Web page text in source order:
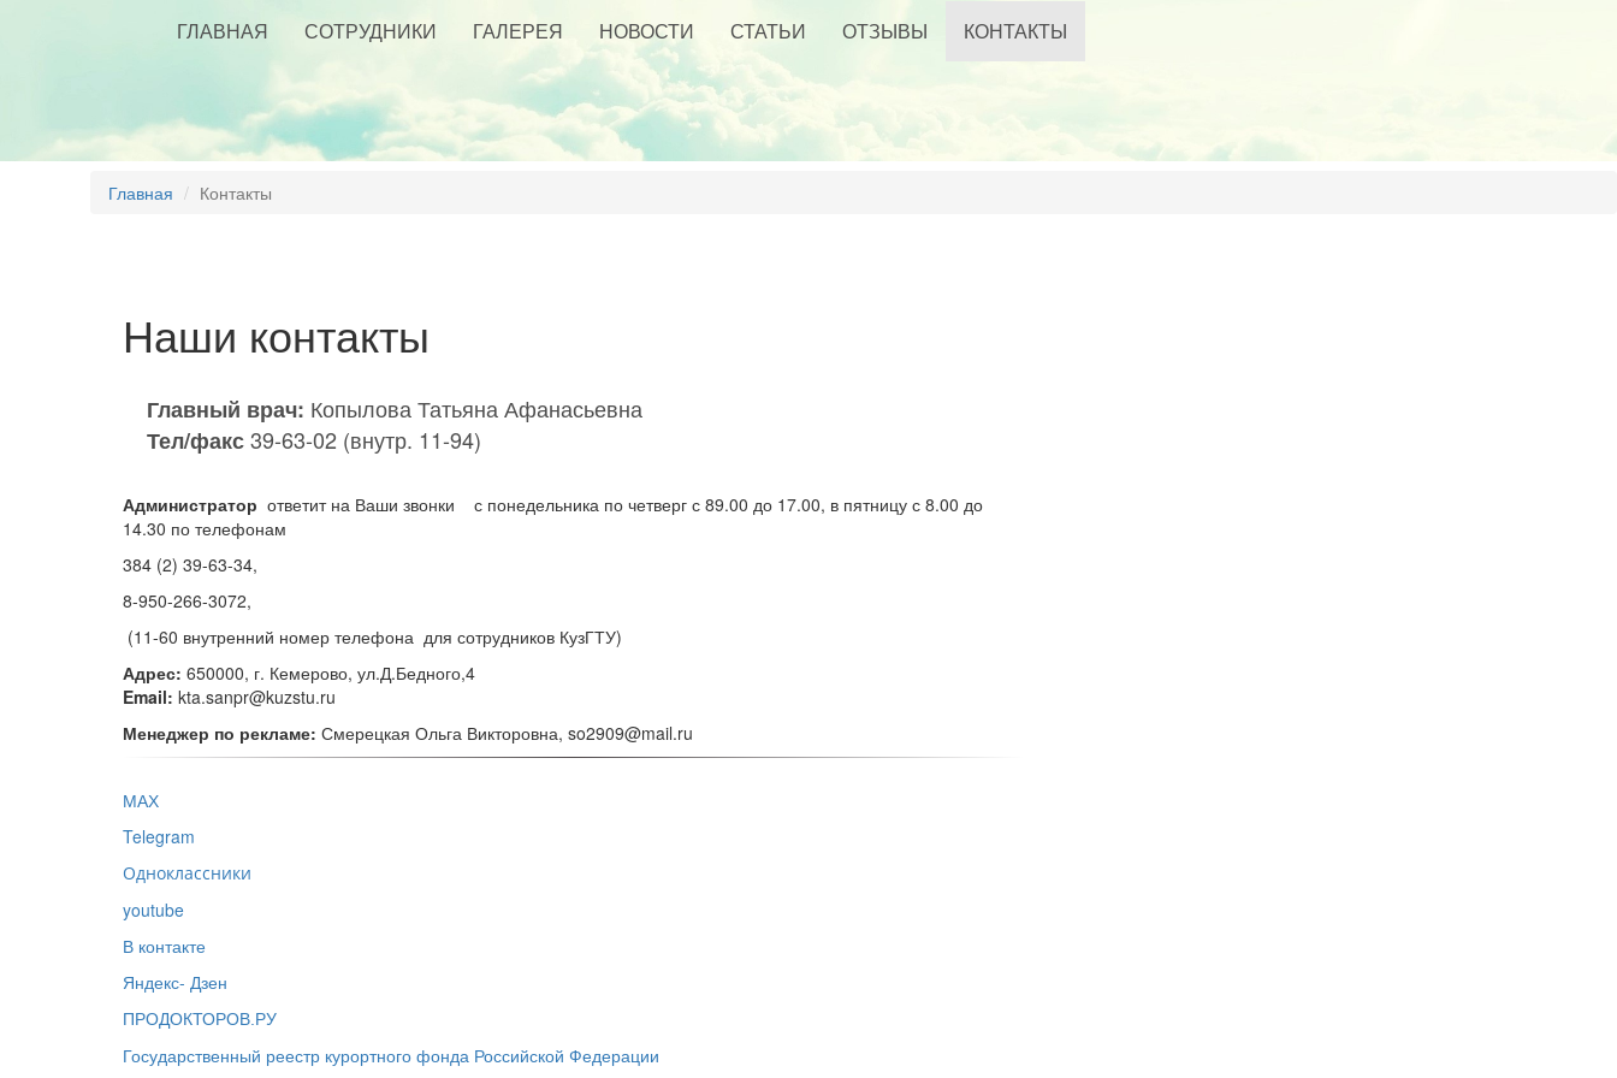
ГЛАВНАЯ СОТРУДНИКИ ГАЛЕРЕЯ НОВОСТИ СТАТЬИ ОТЗЫВЫ КОНТАКТЫ
Главная Контакты
Наши контакты
Главный врач: Копылова Татьяна Афанасьевна
Тел/факс39-63-02 (внутр. 11-94)
Администратор ответит на Ваши звонки с понедельника по четверг с 89.00 до 17.00, в пятницу с 8.00 до
14.30 по телефонам
384 (2) 39-63-34,
8-950-266-3072,
(11-60 внутренний номер телефона для сотрудников КузГТУ)
Адрес: 650000, г. Кемерово, ул.Д.Бедного,4
Email: kta.sanpr@kuzstu.ru
Менеджер по рекламе: Смерецкая Ольга Викторовна, so2909@mail.ru
МАХ
Telegram
Одноклассники
youtube
В контакте
Яндекс- Дзен
ПРОДОКТОРОВ.РУ
Государственный реестр курортного фонда Российской Федерации